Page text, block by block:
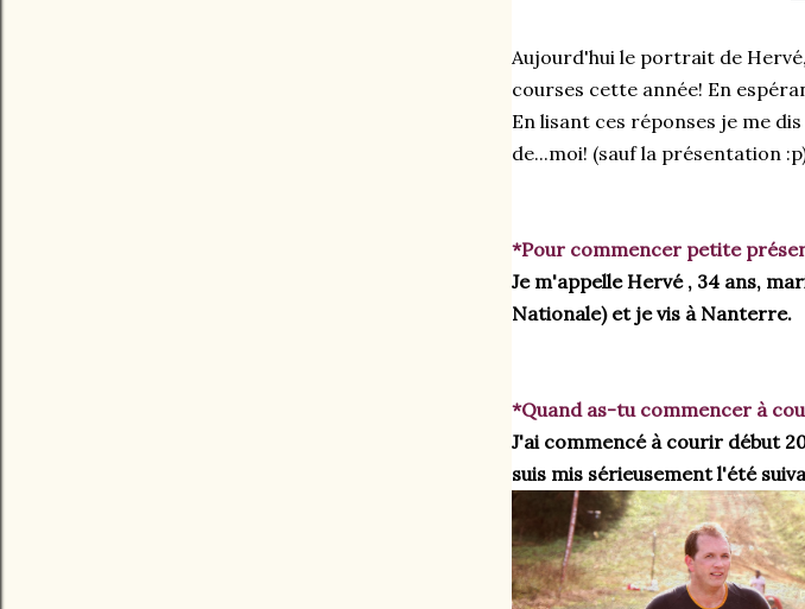
Aujourd'hui le portrait de
courses cette année! En
En lisant ces réponses je me
de...moi! (sauf la présentation
*Pour commencer petite
Je m'appelle Hervé , 34 ans,
Nationale) et je vis à Nanterre.
*Quand as-tu commencer à
J'ai commencé à courir début
suis mis sérieusement l'été